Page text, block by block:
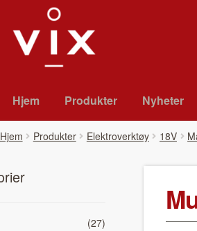
til
navigasjon
til
innhold
Hjem Pro­duk­ter Nyheter
Hjem Pro­duk­ter Elektroverktøy 18V
(27)